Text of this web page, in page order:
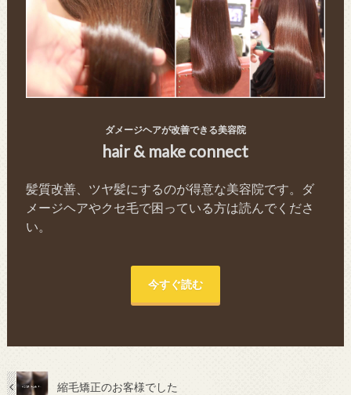
ダメージヘアが改善できる美容院
hair & make connect
髪質改善、ツヤ髪にするのが得意な美容院です。ダ
メージヘアやクセ毛で困っている方は読んでくださ
い。
今すぐ読む
縮毛矯正のお客様でした